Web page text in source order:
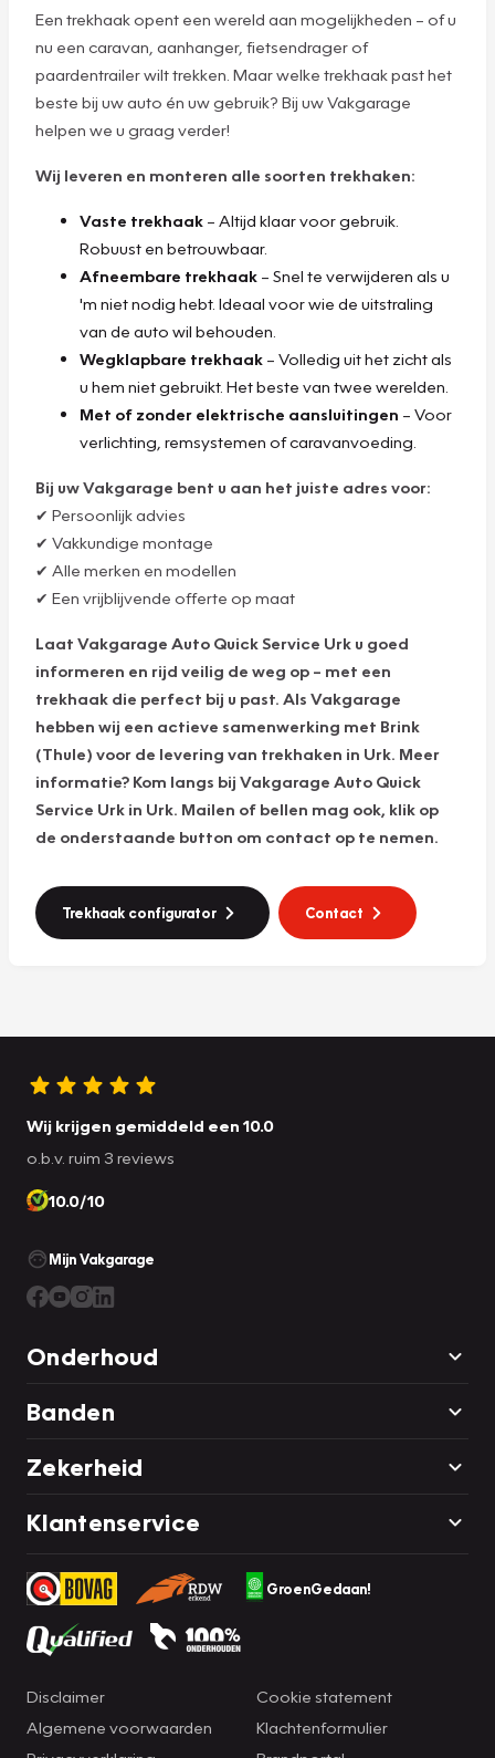
Een trekhaak opent een wereld aan mogelijkheden – of u
nu een caravan, aanhanger, fietsendrager of
paardentrailer wilt trekken. Maar welke trekhaak past het
beste bij uw auto én uw gebruik? Bij uw Vakgarage
helpen we u graag verder!
Wij leveren en monteren alle soorten trekhaken:
Vaste trekhaak – Altijd klaar voor gebruik.
Robuust en betrouwbaar.
Afneembare trekhaak – Snel te verwijderen als u
'm niet nodig hebt. Ideaal voor wie de uitstraling
van de auto wil behouden.
Wegklapbare trekhaak – Volledig uit het zicht als
u hem niet gebruikt. Het beste van twee werelden.
Met of zonder elektrische aansluitingen – Voor
verlichting, remsystemen of caravanvoeding.
Bij uw Vakgarage bent u aan het juiste adres voor:
✔ Persoonlijk advies
✔ Vakkundige montage
✔ Alle merken en modellen
✔ Een vrijblijvende offerte op maat
Laat Vakgarage Auto Quick Service Urk u goed
informeren en rijd veilig de weg op – met een
trekhaak die perfect bij u past. Als Vakgarage
hebben wij een actieve samenwerking met Brink
(Thule) voor de levering van trekhaken in Urk. Meer
informatie? Kom langs bij Vakgarage Auto Quick
Service Urk in Urk. Mailen of bellen mag ook, klik op
de onderstaande button om contact op te nemen.
Trekhaak configurator Contact
Wij krijgen gemiddeld een 10.0
o.b.v. ruim 3 reviews
10.0/10
Mijn Vakgarage
Onderhoud
Banden
Zekerheid
Klantenservice
GroenGedaan!
Disclaimer
Algemene voorwaarden
Cookie statement
Klachtenformulier